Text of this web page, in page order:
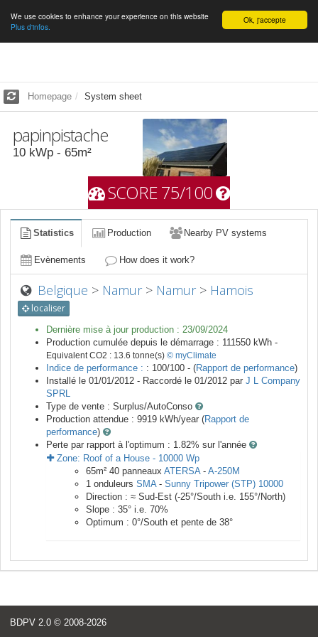
English Ok, j'accepte
We use cookies to enhance your experience on this website
Plus d'infos.
Homepage System sheet
papinpistache
10 kWp - 65m²
SCORE 75/100
Statistics Production Nearby PV systems
Evènements How does it work?
Belgique > Namur> Namur> Hamois
localiser
Dernière mise à jour production : 23/09/2024
Production cumulée depuis le démarrage : 111550 kWh -
Equivalent CO2 : 13.6 tonne(s) © myClimate
Indice de performance : : 100/100 - (Rapport de performance)
Installé le 01/01/2012 - Raccordé le 01/2012 par J L Company
SPRL
Type de vente : Surplus/AutoConso
Production attendue : 9919 kWh/year (Rapport de
performance)
Perte par rapport à l'optimum : 1.82% sur l'année
Zone: Roof of a House - 10000 Wp
65m² 40 panneaux ATERSA- A-250M
1 onduleurs SMA- Sunny Tripower (STP) 10000
Direction : ≈ Sud-Est (-25°/South i.e. 155°/North)
Slope : 35° i.e. 70%
Optimum : 0°/South et pente de 38°
BDPV 2.0 © 2008-2026